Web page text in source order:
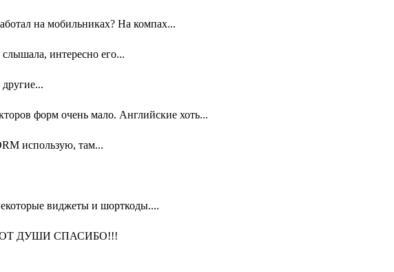
на мобильниках? На компах...
интересно его...
форм очень мало. Английские хоть...
использую, там...
виджеты и шорткоды....
ОТ ДУШИ СПАСИБО!!!